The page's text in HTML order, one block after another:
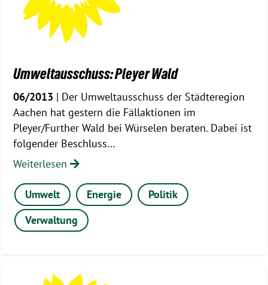
Umweltausschuss: Pleyer Wald
06/2013 | Der Umweltausschuss der Städteregion
Aachen hat gestern die Fällaktionen im
Pleyer/Further Wald bei Würselen beraten. Dabei ist
folgender Beschluss…
Weiterlesen
Umwelt Energie
Politik
Verwaltung